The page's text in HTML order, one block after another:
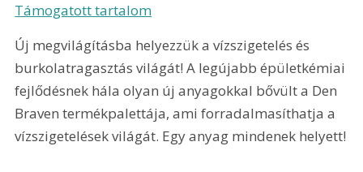
Támogatott tartalom
Új megvilágításba helyezzük a vízszigetelés és
burkolatragasztás világát! A legújabb épületkémiai
fejlődésnek hála olyan új anyagokkal bővült a Den
Braven termékpalettája, ami forradalmasíthatja a
vízszigetelések világát. Egy anyag mindenek helyett!